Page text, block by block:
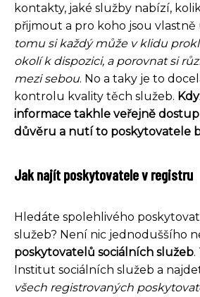
kontakty, jaké služby nabízí,
přijmout a pro koho jsou vlastně
tomu si každý může v klidu
okolí k dispozici, a porovnat si
mezi sebou. No a taky je to
kontrolu kvality těch služeb.
informace takhle veřejně
důvěru a nutí to poskytovatele
Jak najít poskytovatele v registru
Hledáte spolehlivého
služeb? Není nic jednoduššího
poskytovatelů sociálních služeb.
Institut sociálních služeb a
všech registrovaných